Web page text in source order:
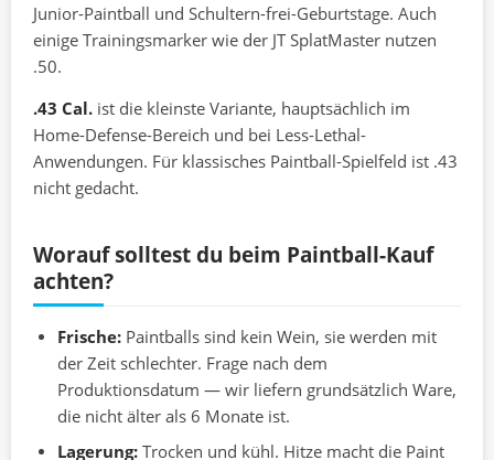
Junior-Paintball und Schultern-frei-Geburtstage. Auch
einige Trainingsmarker wie der JT SplatMaster nutzen
.50.
.43 Cal. ist die kleinste Variante, hauptsächlich im
Home-Defense-Bereich und bei Less-Lethal-
Anwendungen. Für klassisches Paintball-Spielfeld ist .43
nicht gedacht.
Worauf solltest du beim Paintball-Kauf
achten?
Frische: Paintballs sind kein Wein, sie werden mit
der Zeit schlechter. Frage nach dem
Produktionsdatum — wir liefern grundsätzlich Ware,
die nicht älter als 6 Monate ist.
Lagerung: Trocken und kühl. Hitze macht die Paint